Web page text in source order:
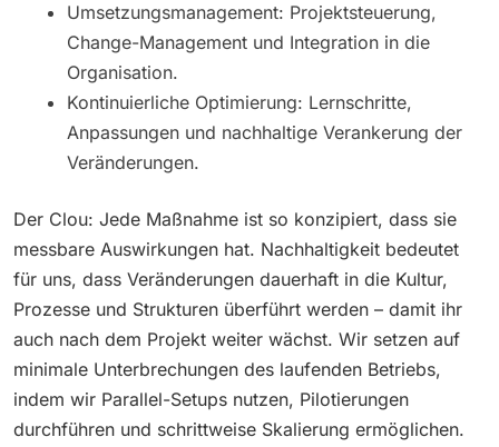
Umsetzungsmanagement: Projektsteuerung,
Change-Management und Integration in die
Organisation.
Kontinuierliche Optimierung: Lernschritte,
Anpassungen und nachhaltige Verankerung der
Veränderungen.
Der Clou: Jede Maßnahme ist so konzipiert, dass sie
messbare Auswirkungen hat. Nachhaltigkeit bedeutet
für uns, dass Veränderungen dauerhaft in die Kultur,
Prozesse und Strukturen überführt werden – damit ihr
auch nach dem Projekt weiter wächst. Wir setzen auf
minimale Unterbrechungen des laufenden Betriebs,
indem wir Parallel-Setups nutzen, Pilotierungen
durchführen und schrittweise Skalierung ermöglichen.